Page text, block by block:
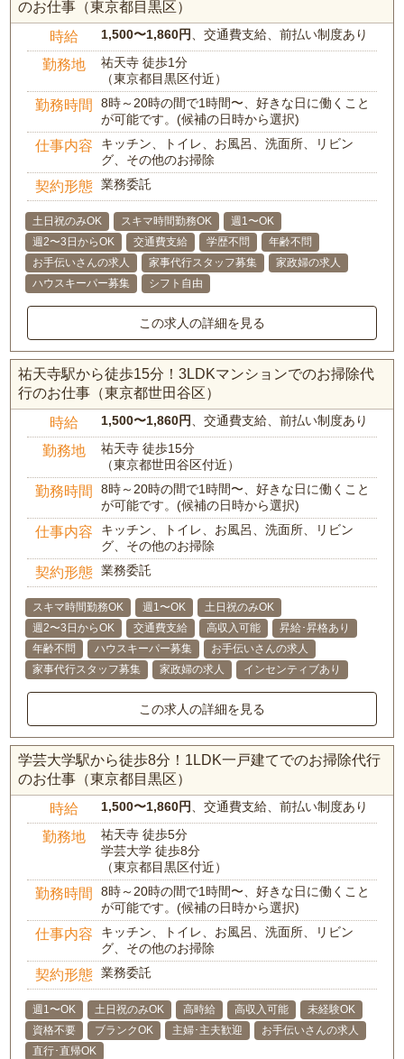
のお仕事（東京都目黒区）
時給 1,500〜1,860円、交通費支給、前払い制度あり
勤務地
祐天寺 徒歩1分
（東京都目黒区付近）
勤務時間
8時～20時の間で1時間〜、好きな日に働くこと
が可能です。(候補の日時から選択)
仕事内容
キッチン、トイレ、お風呂、洗面所、リビン
グ、その他のお掃除
契約形態 業務委託
土日祝のみOK スキマ時間勤務OK
週1〜OK
週2〜3日からOK
交通費支給 学歴不問
年齢不問
お手伝いさんの求人
家事代行スタッフ募集
家政婦の求人
ハウスキーパー募集
シフト自由
この求人の詳細を見る
祐天寺駅から徒歩15分！3LDKマンションでのお掃除代
行のお仕事（東京都世田谷区）
時給 1,500〜1,860円、交通費支給、前払い制度あり
勤務地
祐天寺 徒歩15分
（東京都世田谷区付近）
勤務時間
8時～20時の間で1時間〜、好きな日に働くこと
が可能です。(候補の日時から選択)
仕事内容
キッチン、トイレ、お風呂、洗面所、リビン
グ、その他のお掃除
契約形態 業務委託
スキマ時間勤務OK 週1〜OK
土日祝のみOK
週2〜3日からOK
交通費支給 高収入可能
昇給･昇格あり
年齢不問
ハウスキーパー募集
お手伝いさんの求人
家事代行スタッフ募集
家政婦の求人 インセンティブあり
この求人の詳細を見る
学芸大学駅から徒歩8分！1LDK一戸建てでのお掃除代行
のお仕事（東京都目黒区）
時給 1,500〜1,860円、交通費支給、前払い制度あり
勤務地
祐天寺 徒歩5分
学芸大学 徒歩8分
（東京都目黒区付近）
勤務時間
8時～20時の間で1時間〜、好きな日に働くこと
が可能です。(候補の日時から選択)
仕事内容
キッチン、トイレ、お風呂、洗面所、リビン
グ、その他のお掃除
契約形態 業務委託
週1〜OK 土日祝のみOK 高時給 高収入可能
未経験OK
資格不要
ブランクOK 主婦･主夫歓迎
お手伝いさんの求人
直行･直帰OK